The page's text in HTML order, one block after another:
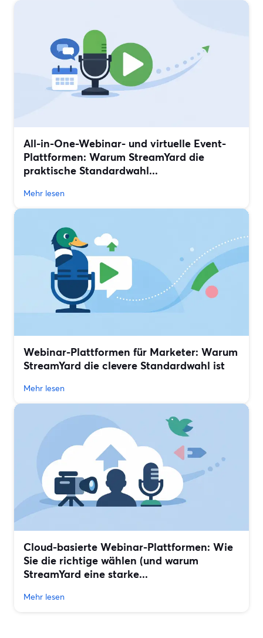
All-in-One-Webinar- und virtuelle Event-
Plattformen: Warum StreamYard die
praktische Standardwahl...
Mehr lesen
Webinar-Plattformen für Marketer: Warum
StreamYard die clevere Standardwahl ist
Mehr lesen
Cloud-basierte Webinar-Plattformen: Wie
Sie die richtige wählen (und warum
StreamYard eine starke...
Mehr lesen